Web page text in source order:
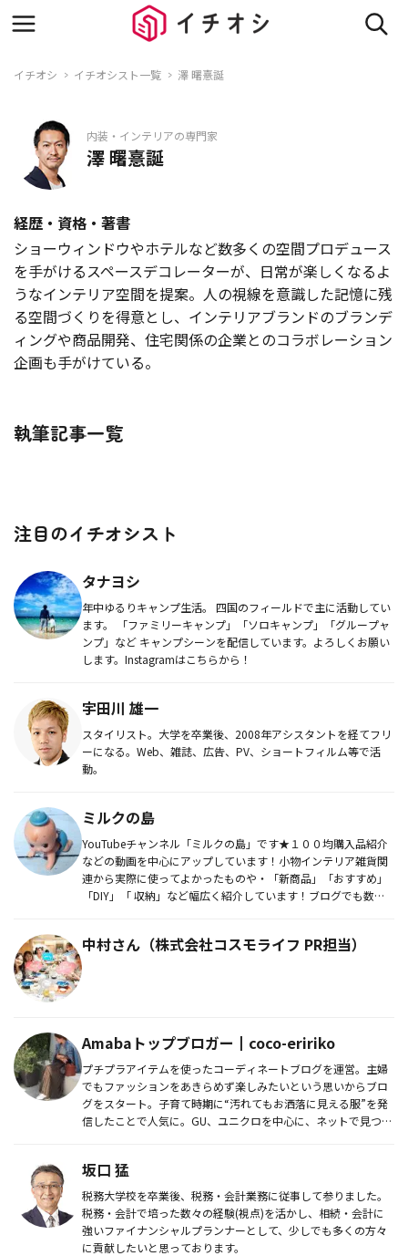
イチオシ イチオシスト一覧 澤 曙憙誕
内装・インテリアの専門家
澤 曙憙誕
経歴・資格・著書
ショーウィンドウやホテルなど数多くの空間プロデュース
を手がけるスペースデコレーターが、日常が楽しくなるよ
うなインテリア空間を提案。人の視線を意識した記憶に残
る空間づくりを得意とし、インテリアブランドのブランデ
ィングや商品開発、住宅関係の企業とのコラボレーション
企画も手がけている。
執筆記事一覧
注目のイチオシスト
タナヨシ
年中ゆるりキャンプ生活。 四国のフィールドで主に活動してい
ます。 「ファミリーキャンプ」「ソロキャンプ」「グループャ
ンプ」など キャンプシーンを配信しています。よろしくお願い
します。Instagramはこちらから！
宇田川 雄一
スタイリスト。大学を卒業後、2008年アシスタントを経てフリ
ーになる。Web、雑誌、広告、PV、ショートフィルム等で活
動。
ミルクの島
YouTubeチャンネル「ミルクの島」です★１００均購入品紹介
などの動画を中心にアップしています！小物インテリア雑貨関
連から実際に使ってよかったものや・「新商品」「おすすめ」
「DIY」「 収納」など幅広く紹介しています！ブログでも数多
中村さん（株式会社コスモライフ PR担当）
Amabaトップブロガー┃coco-eririko
プチプラアイテムを使ったコーディネートブログを運営。主婦
でもファッションをあきらめず楽しみたいという思いからブロ
グをスタート。子育て時期に“汚れてもお洒落に見える服”を発
信したことで人気に。GU、ユニクロを中心に、ネットで見つけ
坂口 猛
税務大学校を卒業後、税務・会計業務に従事して参りました。
税務・会計で培った数々の経験(視点)を活かし、相続・会計に
強いファイナンシャルプランナーとして、少しでも多くの方々
に貢献したいと思っております。